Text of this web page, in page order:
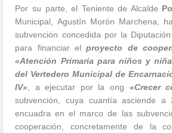
Por su parte, el Teniente de Alcalde
Municipal, Agustín Morón Marchena,
subvención concedida por la
para financiar elproyecto de
«Atención Primaria para niños y
del Vertedero Municipal de
IV» , a ejecutar por la ong «Crecer
subvención, cuya cuantía asciende a
encuadra en el marco de las
cooperación, concretamente de la